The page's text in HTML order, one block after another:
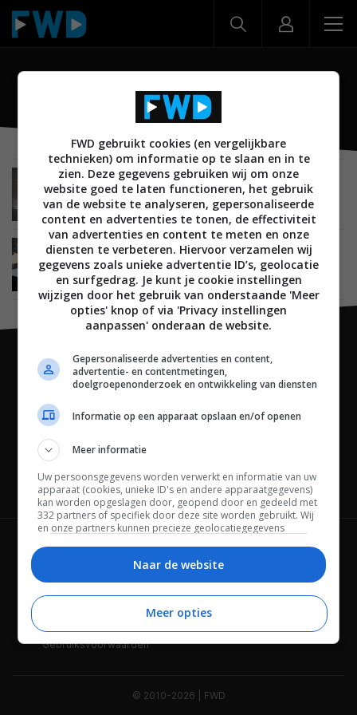
bild 9
BEELD 02 MEI 2017
Loewe lanceert bild 9 oled tv met Dolby Vision
BEELD 07 SEPTEMBER 2016
Loewe toont bild 9 oled tv met nieuw
designconcept
Channels
Wie is FWD Privacybeleid
Adverteren Contact
Gebruiksvoorwaarden
© 2010-2026 | FWD
FWD gebruikt cookies (en vergelijkbare
technieken) om informatie op te slaan en in te
zien. Deze gegevens gebruiken wij om onze
website goed te laten functioneren, het gebruik
van de website te analyseren, gepersonaliseerde
content en advertenties te tonen, de effectiviteit
van advertenties en content te meten en onze
diensten te verbeteren. Hiervoor verzamelen wij
gegevens zoals unieke advertentie ID’s, geolocatie
en surfgedrag. Je kunt je cookie instellingen
wijzigen door het gebruik van onderstaande 'Meer
opties' knop of via 'Privacy instellingen
aanpassen' onderaan de website.
Gepersonaliseerde advertenties en content,
advertentie- en contentmetingen,
doelgroepenonderzoek en ontwikkeling van diensten
Informatie op een apparaat opslaan en/of openen
Meer informatie
Uw persoonsgegevens worden verwerkt en informatie van uw
apparaat (cookies, unieke ID's en andere apparaatgegevens)
kan worden opgeslagen door, geopend door en gedeeld met
332 partners of specifiek door deze site worden gebruikt. Wij
en onze partners kunnen precieze geolocatiegegevens
Bepaalde leveranciers kunnen uw persoonsgegevens
beheren. Zoek onderaan deze pagina of in het sitemenu naar
een link om uw toestemming te beheren of in te trekken via de
privacy- en cookie-instellingen.
Naar de website
Meer opties